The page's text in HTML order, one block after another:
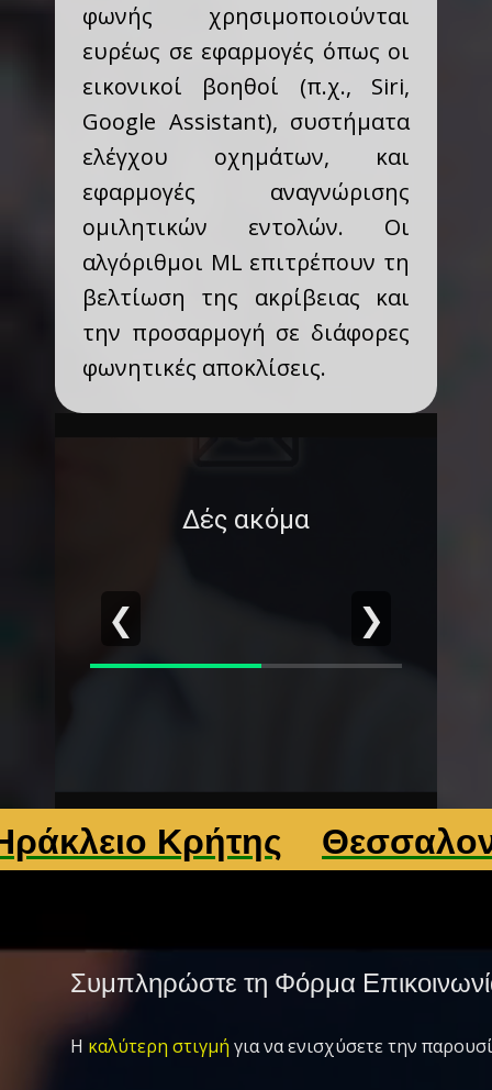
φωνής χρησιμοποιούνται
ευρέως σε εφαρμογές όπως οι
εικονικοί βοηθοί (π.χ., Siri,
Google Assistant), συστήματα
ελέγχου οχημάτων, και
εφαρμογές αναγνώρισης
ομιλητικών εντολών. Οι
αλγόριθμοι ML επιτρέπουν τη
βελτίωση της ακρίβειας και
την προσαρμογή σε διάφορες
φωνητικές αποκλίσεις.
Δές ακόμα
❮ ❯
Κρήτης Θεσσαλονίκη
Συμπληρώστε τη Φόρμα
Η καλύτερη στιγμή για να ενισχύσετε την